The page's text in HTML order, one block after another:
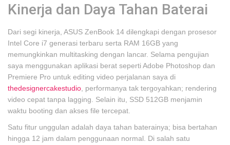
Kinerja dan Daya Tahan Baterai
Dari segi kinerja, ASUS ZenBook 14 dilengkapi dengan prosesor
Intel Core i7 generasi terbaru serta RAM 16GB yang
memungkinkan multitasking dengan lancar. Selama pengujian
saya menggunakan aplikasi berat seperti Adobe Photoshop dan
Premiere Pro untuk editing video perjalanan saya di
thedesignercakestudio , performanya tak tergoyahkan; rendering
video cepat tanpa lagging. Selain itu, SSD 512GB menjamin
waktu booting dan akses file tercepat.
Satu fitur unggulan adalah daya tahan baterainya; bisa bertahan
hingga 12 jam dalam penggunaan normal. Di salah satu